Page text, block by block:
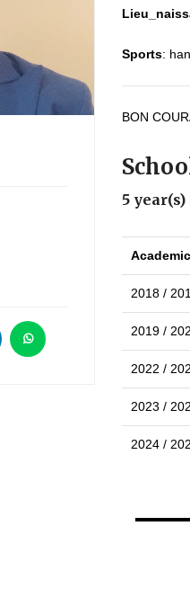
Sports:
BON
5
2018 /
2019 /
2022 /
2023 /
2024 /